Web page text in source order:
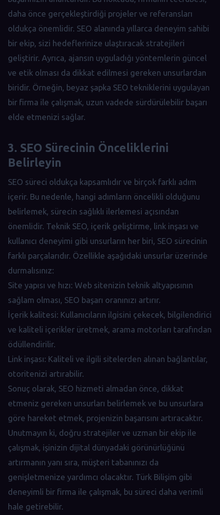
daha önce gerçekleştirdiği projeler ve referansları
oldukça önemlidir. SEO alanında yıllarca deneyim sahibi
bir ekip, sizi hedeflerinize ulaştıracak stratejileri
geliştirir. Ayrıca, ajansın uyguladığı yöntemlerin güncel
ve etik olması da dikkat edilmesi gereken unsurlardan
biridir. Örneğin, beyaz şapka SEO tekniklerini uygulayan
bir firma ile çalışmak, uzun vadede sürdürülebilir başarı
elde etmenizi sağlar.
3. SEO Sürecinin Önceliklerini
Belirleyin
SEO süreci oldukça kapsamlıdır ve birçok farklı adım
içerir. Bu nedenle, hangi adımların öncelikli olduğunu
belirlemek, sürecin sağlıklı ilerlemesi açısından
önemlidir. Teknik SEO, içerik geliştirme, link inşası ve
kullanıcı deneyimi gibi unsurların her biri, SEO sürecinin
farklı parçalarıdır. Özellikle aşağıdaki unsurlar üzerinde
durmalısınız:
Site yapısı ve hızı: Web sitenizin teknik altyapısının
sağlam olması, SEO başarı oranınızı artırır.
İçerik kalitesi: Kullanıcıların ilgisini çekecek, bilgilendirici
ve kaliteli içerikler üretmek, arama motorları tarafından
ödüllendirilir.
Link inşası: Kaliteli ve ilgili sitelerden alınan bağlantılar,
otoritenizi artırabilir.
Sonuç olarak, SEO hizmeti almadan önce, dikkat
etmeniz gereken unsurları belirlemek ve bu unsurlara
göre hareket etmek, projenizin başarısını artıracaktır.
Unutmayın ki, doğru stratejiler ve uzman bir ekip ile
çalışmak, işinizin dijital dünyadaki görünürlüğünü
artırmanın yanı sıra, müşteri tabanınızı da
genişletmenize yardımcı olacaktır. Türk Bilişim gibi
deneyimli bir firma ile çalışmak, bu süreci daha verimli
hale getirebilir.